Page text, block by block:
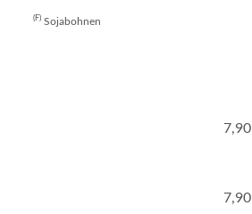
F Sojabohnen
7,90
7,90